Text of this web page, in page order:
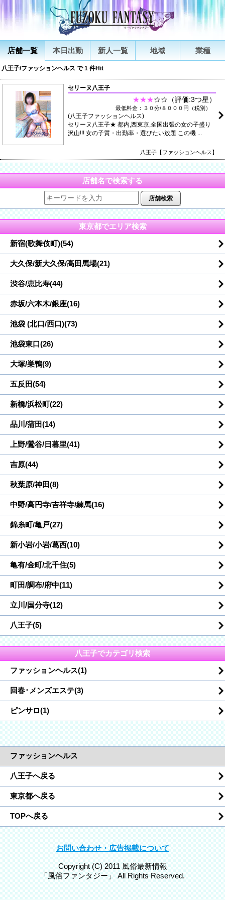
店舗一覧 本日出勤 新人一覧 地域 業種
八王子/ファッションヘルス で 1 件Hit
セリーヌ八王子
★★★☆☆（評価:3つ星）
最低料金：３０分/８０００円（税別）
(八王子ファッションヘルス)
セリーヌ八王子★ 都内,西東京,全国出張の女の子盛り
沢山!!! 女の子質・出勤率・選びたい放題 この機 ...
八王子【ファッションヘルス】
店舗名で検索する
店舗検索
東京都でエリア検索
新宿(歌舞伎町)(54)
大久保/新大久保/高田馬場(21)
渋谷/恵比寿(44)
赤坂/六本木/銀座(16)
池袋 (北口/西口)(73)
池袋東口(26)
大塚/巣鴨(9)
五反田(54)
新橋/浜松町(22)
品川/蒲田(14)
上野/鶯谷/日暮里(41)
吉原(44)
秋葉原/神田(8)
中野/高円寺/吉祥寺/練馬(16)
錦糸町/亀戸(27)
新小岩/小岩/葛西(10)
亀有/金町/北千住(5)
町田/調布/府中(11)
立川/国分寺(12)
八王子(5)
八王子でカテゴリ検索
ファッションヘルス(1)
回春･メンズエステ(3)
ピンサロ(1)
ファッションヘルス
八王子へ戻る
東京都へ戻る
TOPへ戻る
お問い合わせ・広告掲載について
Copyright (C) 2011 風俗最新情報
「風俗ファンタジー」 All Rights Reserved.